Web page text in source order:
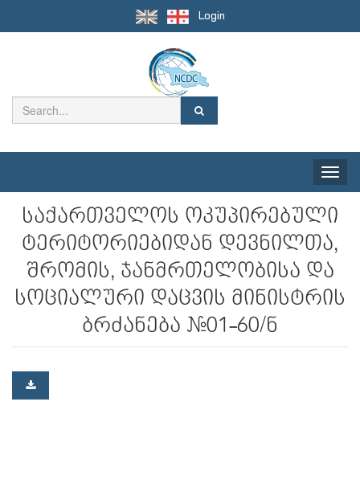
Login
Toggle
საქართველოს ოკუპირებული
ტერიტორიებიდან დევნილთა,
შრომის, ჯანმრთელობისა და
სოციალური დაცვის მინისტრის
ბრძანება №01-60/ნ